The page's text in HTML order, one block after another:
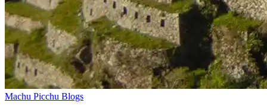
Machu Picchu Blogs